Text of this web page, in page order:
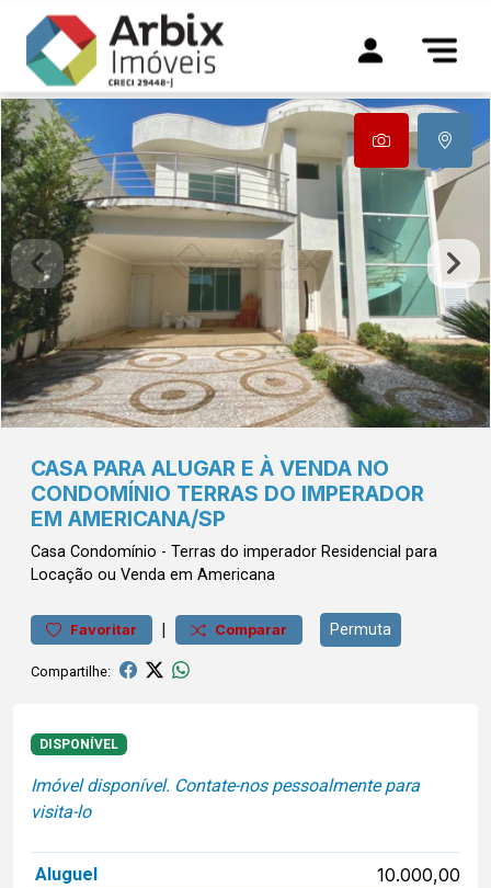
CASA PARA ALUGAR E À VENDA NO
CONDOMÍNIO TERRAS DO IMPERADOR
EM AMERICANA/SP
Casa Condomínio - Terras do imperador Residencial para
Locação ou Venda em Americana
Favoritar | Comparar Permuta
Compartilhe:
DISPONÍVEL
Imóvel disponível. Contate-nos pessoalmente para
visita-lo
Aluguel 10.000,00